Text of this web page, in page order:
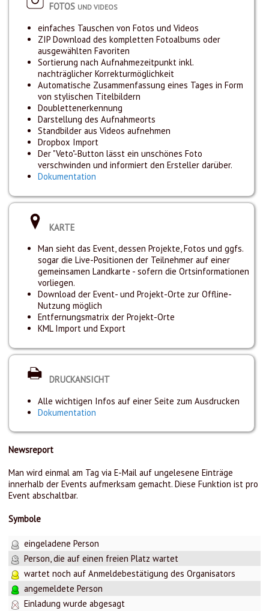
FOTOS UND VIDEOS
einfaches Tauschen von Fotos und Videos
ZIP Download des kompletten Fotoalbums oder
ausgewählten Favoriten
Sortierung nach Aufnahmezeitpunkt inkl.
nachträglicher Korrekturmöglichkeit
Automatische Zusammenfassung eines Tages in Form
von stylischen Titelbildern
Doublettenerkennung
Darstellung des Aufnahmeorts
Standbilder aus Videos aufnehmen
Dropbox Import
Der "Veto"-Button lässt ein unschönes Foto
verschwinden und informiert den Ersteller darüber.
Dokumentation
KARTE
Man sieht das Event, dessen Projekte, Fotos und ggfs.
sogar die Live-Positionen der Teilnehmer auf einer
gemeinsamen Landkarte - sofern die Ortsinformationen
vorliegen.
Download der Event- und Projekt-Orte zur Offline-
Nutzung möglich
Entfernungsmatrix der Projekt-Orte
KML Import und Export
DRUCKANSICHT
Alle wichtigen Infos auf einer Seite zum Ausdrucken
Dokumentation
Newsreport
Man wird einmal am Tag via E-Mail auf ungelesene Einträge
innerhalb der Events aufmerksam gemacht. Diese Funktion ist pro
Event abschaltbar.
Symbole
eingeladene Person
Person, die auf einen freien Platz wartet
wartet noch auf Anmeldebestätigung des Organisators
angemeldete Person
Einladung wurde abgesagt